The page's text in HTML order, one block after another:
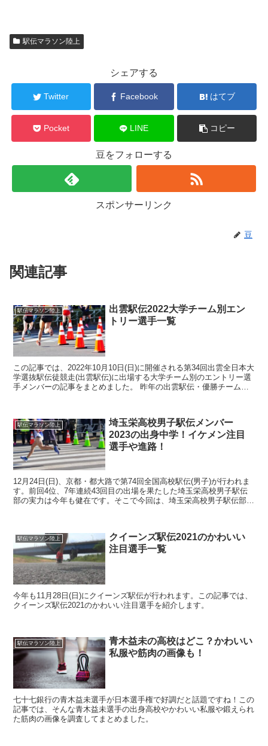
駅伝マラソン陸上
シェアする
Twitter Facebook はてブ
Pocket LINE コピー
豆をフォローする
スポンサーリンク
豆
関連記事
駅伝マラソン陸上
出雲駅伝2022大学チーム別エン
トリー選手一覧
この記事では、2022年10月10日(日)に開催される第34回出雲全日本大
学選抜駅伝徒競走(出雲駅伝)に出場する大学チーム別のエントリー選
手メンバーの記事をまとめました。 昨年の出雲駅伝・優勝チームの
駅伝マラソン陸上
埼玉栄高校男子駅伝メンバー
2023の出身中学！イケメン注目
選手や進路！
12月24日(日)、京都・都大路で第74回全国高校駅伝(男子)が行われま
す。前回4位、7年連続43回目の出場を果たした埼玉栄高校男子駅伝
部の実力は今年も健在です。そこで今回は、埼玉栄高校男子駅伝部
駅伝マラソン陸上
クイーンズ駅伝2021のかわいい
注目選手一覧
今年も11月28日(日)にクイーンズ駅伝が行われます。この記事では、
クイーンズ駅伝2021のかわいい注目選手を紹介します。
駅伝マラソン陸上
青木益未の高校はどこ？かわいい
私服や筋肉の画像も！
七十七銀行の青木益未選手が日本選手権で好調だと話題ですね！この
記事では、そんな青木益未選手の出身高校やかわいい私服や鍛えられ
た筋肉の画像を調査してまとめました。